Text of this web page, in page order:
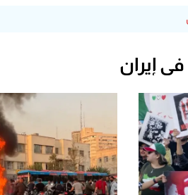
إيران